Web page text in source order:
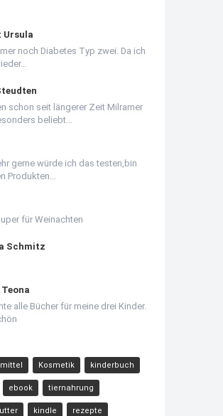
Ursula
noch Diabetes Typ zwei. Da ich
schon seit längerer Zeit Milramer
beliebt…
gerne würde ich das testen,bin
Produkten…
für Weinachten
Schmitz
alle Bücher für meine drei Kinder.
Kosmetik kinderbuch
ebook tiernahrung
kindle rezepte